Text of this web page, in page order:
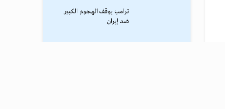
ترامب يوقف الهجوم الكبير
ضد إيران